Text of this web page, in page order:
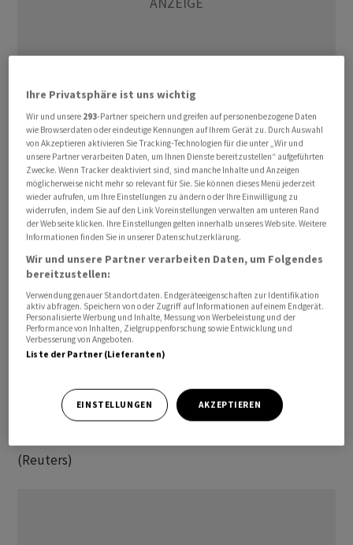
Der Schweizer Bankensoftware-AnbieterTemenos
stärkt sein Vermögensverwaltungsgeschäft ‌durch ⁠eine
Übernahme.Temenoskaufe das ⁠Zürcher Fintech
Additiv, teilte das ‌Unternehmen am Montag mit. ‌
Der Kaufpreis ​werde zu etwa 50 Prozent in bar und zu 50
Prozent in Aktien beglichen. ‌Der Kaufpreis wurde
werde ​für Anfang des dritten ​Quartals erwartet.
​Additiv beschäftigt den Angaben zufolge rund ‌200
Mitarbeiter und bietet eine von Künstlicher Intelligenz
an. Die ⁠Übernahme habe keine ​Auswirkungen auf die
⁠Ergebnisprognose von Temenos im ‌laufenden Jahr.
(Reuters)
Ihre Privatsphäre ist uns wichtig
Wir und unsere 293-Partner speichern und greifen auf personenbezogene Daten
wie Browserdaten oder eindeutige Kennungen auf Ihrem Gerät zu. Durch Auswahl
von Akzeptieren aktivieren Sie Tracking-Technologien für die unter „Wir und
unsere Partner verarbeiten Daten, um Ihnen Dienste bereitzustellen“ aufgeführten
Zwecke. Wenn Tracker deaktiviert sind, sind manche Inhalte und Anzeigen
möglicherweise nicht mehr so relevant für Sie. Sie können dieses Menü jederzeit
wieder aufrufen, um Ihre Einstellungen zu ändern oder Ihre Einwilligung zu
widerrufen, indem Sie auf den Link Voreinstellungen verwalten am unteren Rand
der Webseite klicken. Ihre Einstellungen gelten innerhalb unseres Website. Weitere
Informationen finden Sie in unserer Datenschutzerklärung.
Wir und unsere Partner verarbeiten Daten, um Folgendes
bereitzustellen:
Verwendung genauer Standortdaten. Endgeräteeigenschaften zur Identifikation
aktiv abfragen. Speichern von oder Zugriff auf Informationen auf einem Endgerät.
Personalisierte Werbung und Inhalte, Messung von Werbeleistung und der
Performance von Inhalten, Zielgruppenforschung sowie Entwicklung und
Verbesserung von Angeboten.
Liste der Partner (Lieferanten)
EINSTELLUNGEN AKZEPTIEREN